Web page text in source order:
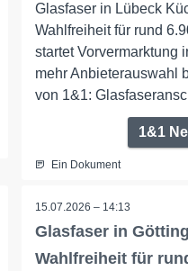
Glasfaser in Lübeck
Wahlfreiheit für rund
startet Vorvermarktung
mehr Anbieterauswahl
von 1&1:
1&1
Ein Dokument
15.07.2026 – 14:13
Glasfaser in
Wahlfreiheit für